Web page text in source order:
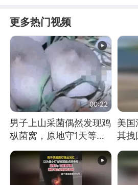
更多热门视频
00:22
男子上山采菌偶然发现鸡
枞菌窝，原地守1天等它
长大：挖了140多朵
美国
其拽
震
消息